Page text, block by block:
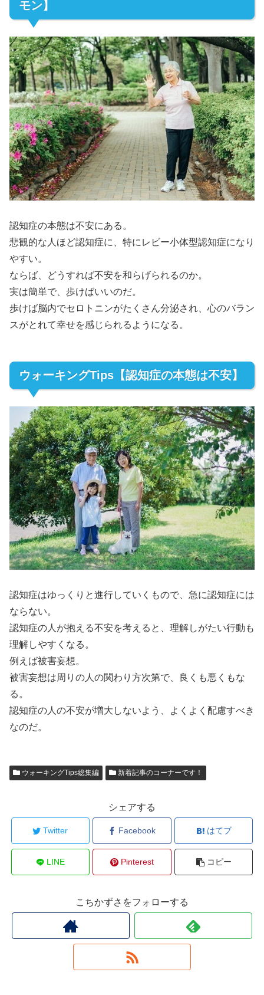
モン】
認知症の本態は不安にある。
悲観的な人ほど認知症に、特にレビー小体型認知症になり
やすい。
ならば、どうすれば不安を和らげられるのか。
実は簡単で、歩けばいいのだ。
歩けば脳内でセロトニンがたくさん分泌され、心のバラン
スがとれて幸せを感じられるようになる。
ウォーキングTips【認知症の本態は不安】
認知症はゆっくりと進行していくもので、急に認知症には
ならない。
認知症の人が抱える不安を考えると、理解しがたい行動も
理解しやすくなる。
例えば被害妄想。
被害妄想は周りの人の関わり方次第で、良くも悪くもな
る。
認知症の人の不安が増大しないよう、よくよく配慮すべき
なのだ。
ウォーキングTips総集編 新着記事のコーナーです！
シェアする
Twitter Facebook はてブ
LINE Pinterest コピー
こちかずさをフォローする